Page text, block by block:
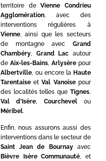
territoire deVienne Condrieu
Agglomération, avec des
interventions régulières à
Vienne, ainsi que les secteurs
de montagne avec Grand
Chambéry, Grand Lac autour
de Aix-les-Bains, Arlysèrepour
Albertville, ou encore la Haute
TarentaiseetVal Vanoisepour
des localités telles que Tignes
Val d’Isère, Courchevelou
Méribel.
Enfin, nous assurons aussi des
interventions dans le secteur de
Saint Jean de Bournayavec
Bièvre Isère Communauté, et